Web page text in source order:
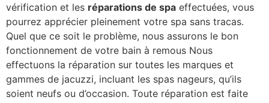
vérification et les réparations de spa effectuées, vous
pourrez apprécier pleinement votre spa sans tracas.
Quel que ce soit le problème, nous assurons le bon
fonctionnement de votre bain à remous Nous
effectuons la réparation sur toutes les marques et
gammes de jacuzzi, incluant les spas nageurs, qu’ils
soient neufs ou d’occasion. Toute réparation est faite